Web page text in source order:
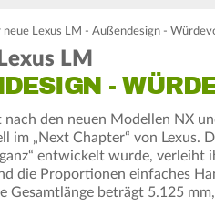
neue Lexus LM - Außendesign -
LM
-
nach den neuen Modellen NX
im „Next Chapter“ von Lexus.
entwickelt wurde, verleiht
die Proportionen einfaches
Gesamtlänge beträgt 5.125